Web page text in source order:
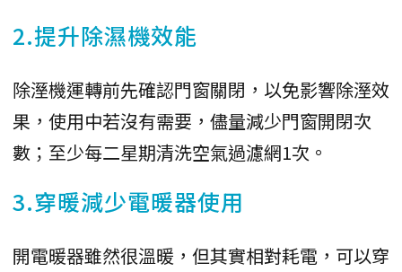
2.提升除濕機效能
除溼機運轉前先確認門窗關閉，以免影響除溼效
果，使用中若沒有需要，儘量減少門窗開閉次
數；至少每二星期清洗空氣過濾網1次。
3.穿暖減少電暖器使用
開電暖器雖然很溫暖，但其實相對耗電，可以穿